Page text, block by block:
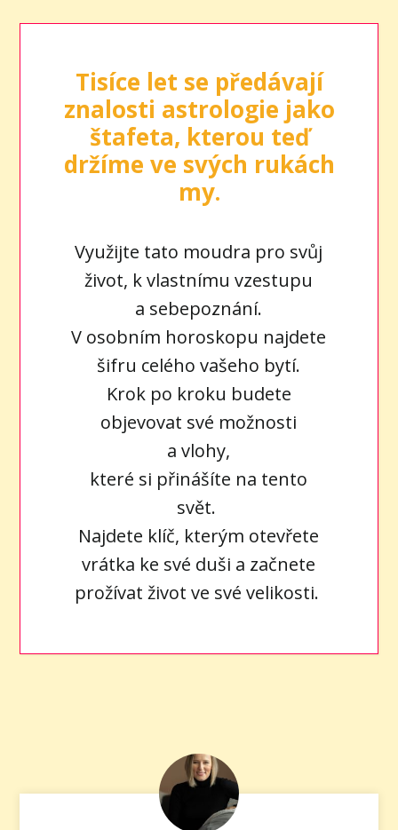
Tisíce let se předávají
znalosti astrologie jako
štafeta, kterou teď
držíme ve svých rukách
my.
Využijte tato moudra pro svůj
život, k vlastnímu vzestupu
a sebepoznání.
V osobním horoskopu najdete
šifru celého vašeho bytí.
Krok po kroku budete
objevovat své možnosti
a vlohy,
které si přinášíte na tento
svět.
Najdete klíč, kterým otevřete
vrátka ke své duši a začnete
prožívat život ve své velikosti.